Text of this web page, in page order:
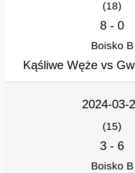
(18)
8 - 0
Boisko B
Kąśliwe Węże vs
2024-03-
(15)
3 - 6
Boisko B